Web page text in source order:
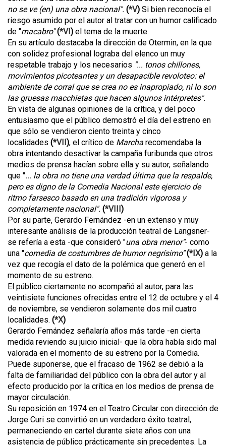
no se ve (en) una obra nacional". (*V) Si bien reconocía el
riesgo asumido por el autor al tratar con un humor calificado
de "macabro" (*VI) el tema de la muerte.
En su artículo destacaba la dirección de Otermin, en la que
con solidez profesional lograba del elenco un muy
respetable trabajo y los necesarios "... tonos chillones,
movimientos picoteantes y un desapacible revoloteo: el
ambiente de corral que se crea no es inapropiado, ni lo son
las gruesas macchietas que hacen algunos intérpretes".
En vista de algunas opiniones de la crítica, y del poco
entusiasmo que el público demostró el día del estreno en
que sólo se vendieron ciento treinta y cinco
localidades (*VII), el crítico de Marcha recomendaba la
obra intentando desactivar la campaña furibunda que otros
medios de prensa hacían sobre ella y su autor, señalando
que "... la obra no tiene una verdad última que la respalde,
pero es digno de la Comedia Nacional este ejercicio de
ritmo farsesco basado en una tradición vigorosa y
completamente nacional". (*VIII)
Por su parte, Gerardo Fernández -en un extenso y muy
interesante análisis de la producción teatral de Langsner-
se refería a esta -que consideró "una obra menor"- como
una "comedia de costumbres de humor negrísimo" (*IX) a la
vez que recogía el dato de la polémica que generó en el
momento de su estreno.
El público ciertamente no acompañó al autor, para las
veintisiete funciones ofrecidas entre el 12 de octubre y el 4
de noviembre, se vendieron solamente dos mil cuatro
localidades. (*X)
Gerardo Fernández señalaría años más tarde -en cierta
medida reviendo su juicio inicial- que la obra había sido mal
valorada en el momento de su estreno por la Comedia.
Puede suponerse, que el fracaso de 1962 se debió a la
falta de familiaridad del público con la obra del autor y al
efecto producido por la crítica en los medios de prensa de
mayor circulación.
Su reposición en 1974 en el Teatro Circular con dirección de
Jorge Curi se convirtió en un verdadero éxito teatral,
permaneciendo en cartel durante siete años con una
asistencia de público prácticamente sin precedentes. La